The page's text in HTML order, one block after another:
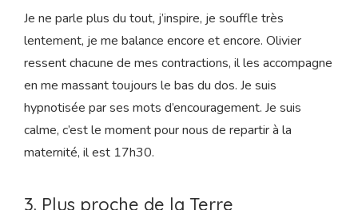
Tout se passera à travers les gestes et les regards. Je
suis comme en transe, je me laisse porter par chaque
vague de contraction, qui m’envahit maintenant toutes
les 3 minutes.
Je ne parle plus du tout, j’inspire, je souffle très
lentement, je me balance encore et encore. Olivier
en me massant toujours le bas du dos. Je suis